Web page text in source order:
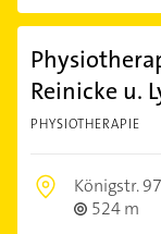
Reinicke u.
PHYSIOTHERAPIE
Königstr.
524 m